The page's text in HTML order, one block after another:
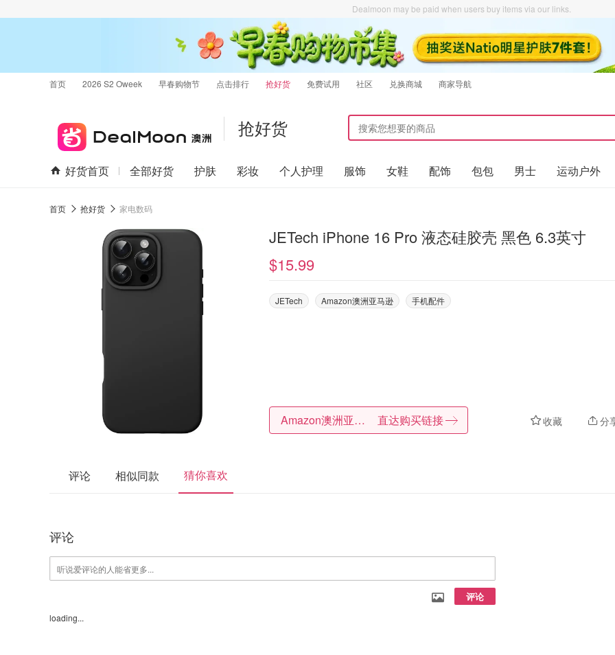
Dealmoon may be paid when users buy items via our links.
首页 2026 S2 Oweek 早春购物节 点击排行 抢好货 免费试用 社区 兑换商城 商家导航
抢好货
好货首页 全部好货 护肤 彩妆 个人护理 服饰 女鞋 配饰 包包 男士 运动户外
首页 抢好货 家电数码
JETech iPhone 16 Pro 液态硅胶壳 黑色 6.3英寸
$15.99
JETech Amazon澳洲亚马逊 手机配件
收藏 分
Amazon澳洲亚马逊 直达购买链接
评论 相似同款 猜你喜欢
评论
评论
loading...